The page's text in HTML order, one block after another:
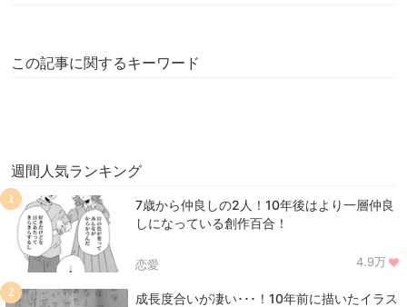
この記事に関するキーワード
週間人気ランキング
7歳から仲良しの2人！10年後はより一層仲良
しになっている創作百合！
恋愛 4.9万
1
成長度合いが凄い･･･！10年前に描いたイラス
2